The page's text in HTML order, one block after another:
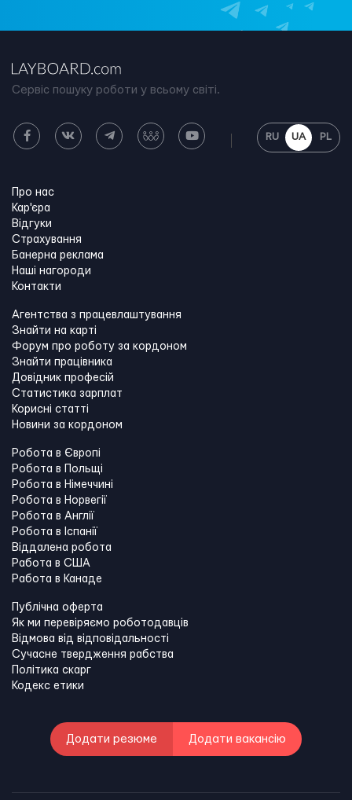
Сервіс пошуку роботи у всьому світі.
RU UA PL
Про нас
Кар'єра
Відгуки
Страхування
Банерна реклама
Наші нагороди
Контакти
Агентства з працевлаштування
Знайти на карті
Форум про роботу за кордоном
Знайти працівника
Довідник професій
Статистика зарплат
Корисні статті
Новини за кордоном
Робота в Європі
Робота в Польщі
Робота в Німеччині
Робота в Норвегії
Робота в Англії
Робота в Іспанії
Віддалена робота
Работа в США
Работа в Канадe
Публічна оферта
Як ми перевіряємо роботодавців
Відмова від відповідальності
Сучасне твердження рабства
Політика скарг
Кодекс етики
Додати резюме Додати вакансію